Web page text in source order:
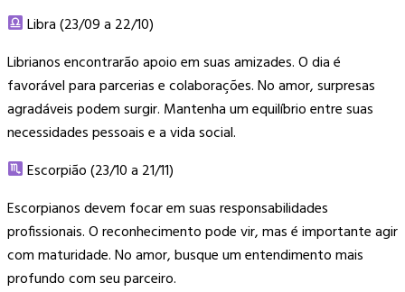
Libra (23/09 a 22/10)
Librianos encontrarão apoio em suas amizades. O dia é
favorável para parcerias e colaborações. No amor, surpresas
agradáveis podem surgir. Mantenha um equilíbrio entre suas
necessidades pessoais e a vida social.
Escorpião (23/10 a 21/11)
Escorpianos devem focar em suas responsabilidades
profissionais. O reconhecimento pode vir, mas é importante agir
com maturidade. No amor, busque um entendimento mais
profundo com seu parceiro.